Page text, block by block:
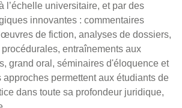
l’échelle universitaire, et par des
innovantes : commentaires
de fiction, analyses de dossiers,
entraînements aux
grand oral, séminaires d'éloquence et
approches permettent aux étudiants de
dans toute sa profondeur juridique,